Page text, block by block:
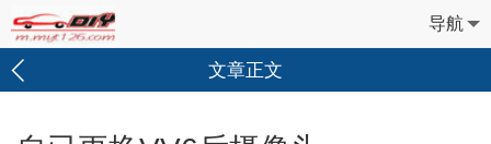
导航
文章正文